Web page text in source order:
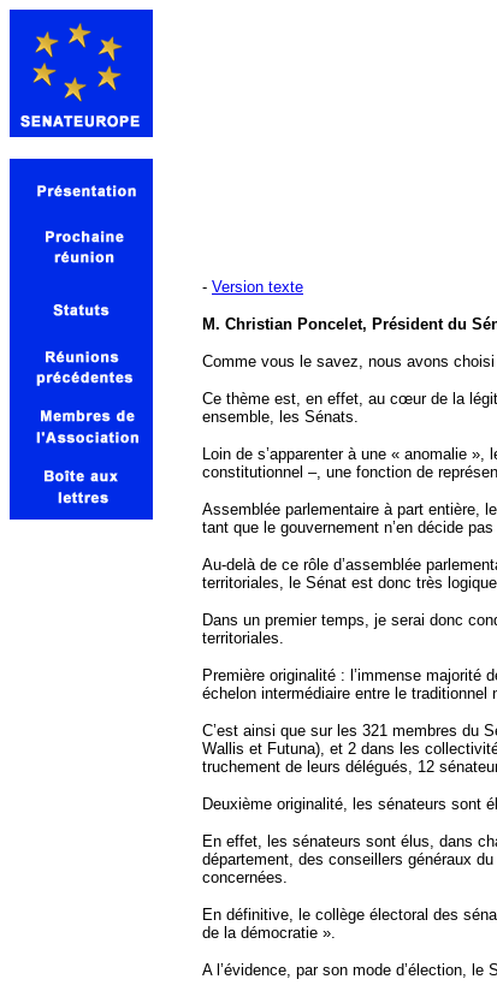
- Version texte
M. Christian Poncelet, Président du
Comme vous le savez, nous avons
Ce thème est, en effet, au cœur de la
ensemble, les Sénats.
Loin de s’apparenter à une « anomalie
constitutionnel –, une fonction de
Assemblée parlementaire à part entière,
tant que le gouvernement n’en décide
Au-delà de ce rôle d’assemblée
territoriales, le Sénat est donc très
Dans un premier temps, je serai donc
territoriales.
Première originalité : l’immense majorité
échelon intermédiaire entre le
C’est ainsi que sur les 321 membres du
Wallis et Futuna), et 2 dans les
truchement de leurs délégués, 12
Deuxième originalité, les sénateurs sont
En effet, les sénateurs sont élus, dans
département, des conseillers généraux
concernées.
En définitive, le collège électoral des
de la démocratie ».
A l’évidence, par son mode d’élection,